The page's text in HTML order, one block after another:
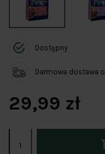
Dostępny
Darmowa dostawa
29,99 zł